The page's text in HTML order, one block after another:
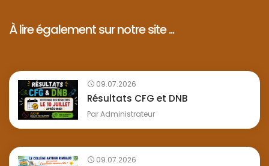
À lire également sur notre site ...
09.07.2026
Résultats CFG et DNB
ParAdministrateur
09.07.2026